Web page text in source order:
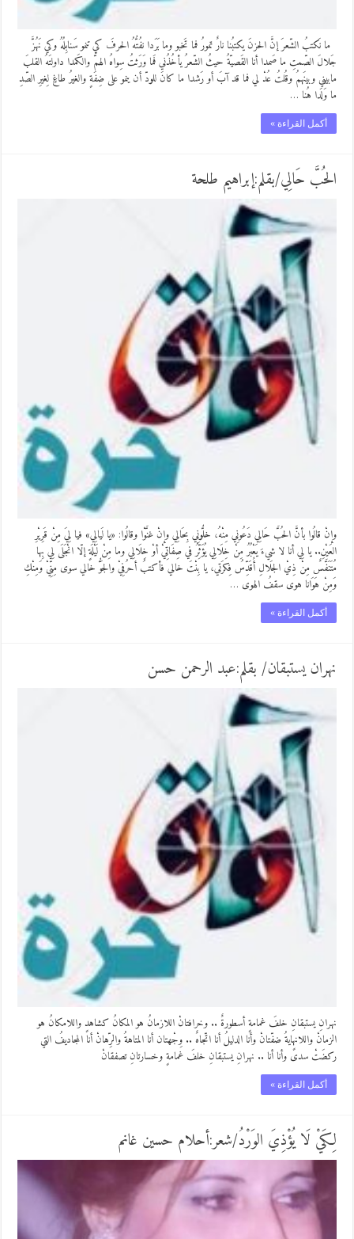
ما نَكتبُ الشّعرَ إنَّ الحزنَ يكتبُنا نارٌ تمورُ فما تَخبو وما بَرَدا نفُتُّهُ الحرفَ كي تنمو سَنابِلُهُ وكي نَهُزَّ
جَلالَ الصّمتِ ما صَمدا أنا القَصيّةُ حيثُ الشّعرُ يأخُذُني فَما وَرَثتُ سِواهُ الهمَّ والكَمدا داولتَهُ القلبَ
مابيني وبينَهمُ وقُلتُ عُدْ لي فما قد آبَ أو رَشدا ما كانَ للودّ أن ينمو على ضِفَةٍ والغيرُ طاغٍ لِغيرِ الصّدِ
ما وَلَدا هُنا …
أكمل القراءة »
الحُبَّ حَالِي/بقلم:إبراهيم طلحة
وإنْ قالُوا بأنَّ الحُبَّ حَالِي دَعُونِي مِنْهُ، خلُّونِي بِحَالِي وإنْ غنَّوْا وقالُوا: «يا لَيالِي» فيا لِيَ مِنْ قَرِيْرِ
العَيْنِ.. يا لِي أنا لا شيءَ يَعْبُرُ مِنْ خِلَالِي يُؤَثِّرُ في صِفَاتِيْ أوْ خِلَالِي وما مِنْ لَيْلَةٍ إلّا انْجَلَى لِي بِها
مُتَنَفَّسٌ مِنْ ذِيْ الجَلالِ أُقَدِّسُ فِكرَتي، يا بِنْتَ خالي فأكتبُ أحرُفِيْ والجَوُّ خالي سوى مِنِّيْ وَمِنْكِ
وَمِنْ هَوَانا هوى سقفُ الهوى …
أكمل القراءة »
نهران يستبقان/ بقلم:عبد الرحمن حسن
نهرانِ يستبقانِ خلفَ غمامةٍ أسطورةٌ .. وخرافتانْ اللازمانُ هو المكانُ كشاهدٍ واللامكانُ هو
الزمانْ واللانهايةُ ضفّتانْ وأنا الدليلُ أنا اتّجاهٌ .. وِجْهتان أنا المتاهةُ والرِّهانْ أنا المجاديفُ التي
ركضَتْ سدىً وأنا أنا .. نهرانِ يستبقانِ خلفَ غمامةٍ وخسارتانِ تصفقانْ
أكمل القراءة »
لِكَيْ لَا يُؤْذِيَ الوَرْدُ/شعر:أحلام حسين غانم